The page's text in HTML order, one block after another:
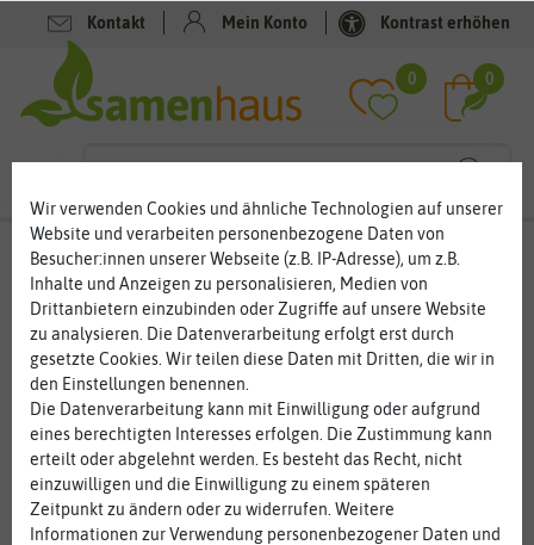
Kontakt Mein Konto Kontrast erhöhen
0 0
Gemüsesamen/ Rübensamen
Rüben – kleines Gemüse mit großer Wirkung
Rüben stehen seit einigen Jahrhunderten auf dem Tisch.
Inzwischen gibt es viele verschiedene Sorten, die von der
Mairübe bis zur Steckrübe reichen. Den Rübensamen für Ihren
Garten finden Sie in unserem großen Angebot. Dabei darf es
ruhig ein Rübchen mehr sein, denn das Wurzelgemüse hat es in
sich. Rübensamen können Sie vom zeitigen Frühjahr bis zum
Herbstanfang in den Boden bringen. Das Gemüse lässt sich
vielfältig verwenden.
Filter
Wir verwenden Cookies und ähnliche Technologien auf unserer
Website und verarbeiten personenbezogene Daten von
Besucher:innen unserer Webseite (z.B. IP-Adresse), um z.B.
Inhalte und Anzeigen zu personalisieren, Medien von
Drittanbietern einzubinden oder Zugriffe auf unsere Website
zu analysieren. Die Datenverarbeitung erfolgt erst durch
gesetzte Cookies. Wir teilen diese Daten mit Dritten, die wir in
den Einstellungen benennen.
Die Datenverarbeitung kann mit Einwilligung oder aufgrund
eines berechtigten Interesses erfolgen. Die Zustimmung kann
erteilt oder abgelehnt werden. Es besteht das Recht, nicht
einzuwilligen und die Einwilligung zu einem späteren
Zeitpunkt zu ändern oder zu widerrufen. Weitere
Informationen zur Verwendung personenbezogener Daten und